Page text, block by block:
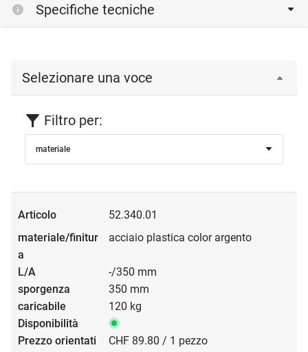
Specifiche tecniche
Selezionare una voce
Filtro per:
materiale
52.340.01
acciaio plastica color argento
-/350 mm
350 mm
120 kg
CHF 89.80 / 1 pezzo